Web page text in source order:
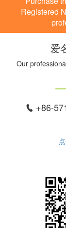
Registered
爱
Our
+86-